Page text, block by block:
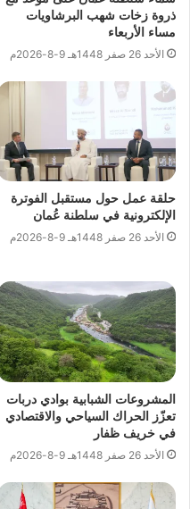
ذروة زخات شهب البرشاويات
مساء الأربعاء
الأحد 26 صفر 1448هـ 9-8-2026م
حلقة عمل حول مستقبل الفوترة
الإلكترونية في سلطنة عُمان
الأحد 26 صفر 1448هـ 9-8-2026م
المشروعات الشبابية بوادي دربات
تعزّز الحراك السياحي والاقتصادي
في خريف ظفار
الأحد 26 صفر 1448هـ 9-8-2026م